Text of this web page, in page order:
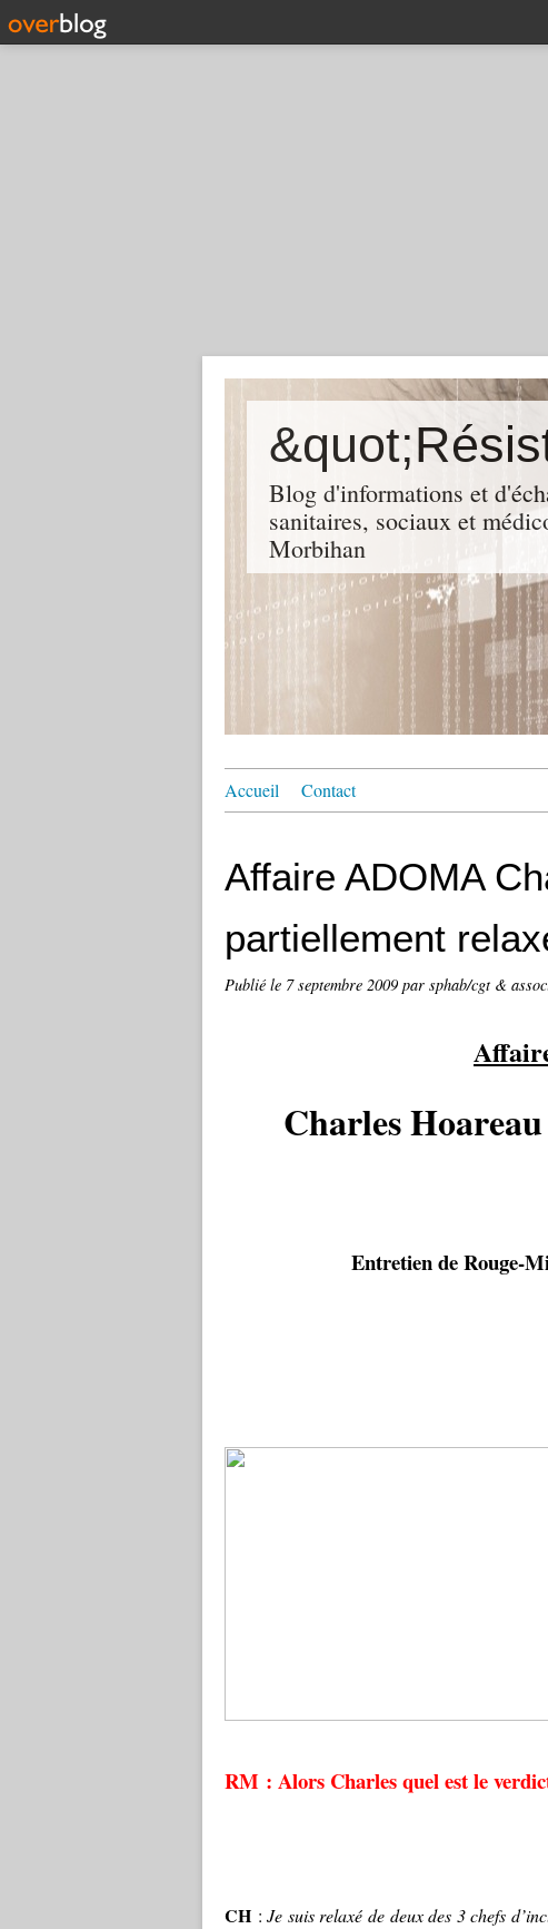
Blog d'informations et
sanitaires, sociaux et
Morbihan
Accueil Contact
Affaire ADOMA
partiellement
Publié le 7 septembre 2009 par sphab/cgt &
Charles
Entretien de Rouge-
RM : Alors Charles quel est le
CH :Je suis relaxé de deux des 3 chefs